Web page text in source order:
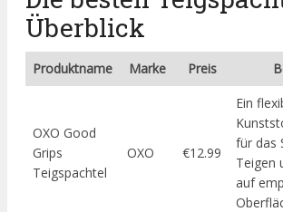
Überblick
Produktname Marke Preis
OXO Good
Grips
Teigspachtel
OXO €12.99
Ein
für das
Teigen
auf